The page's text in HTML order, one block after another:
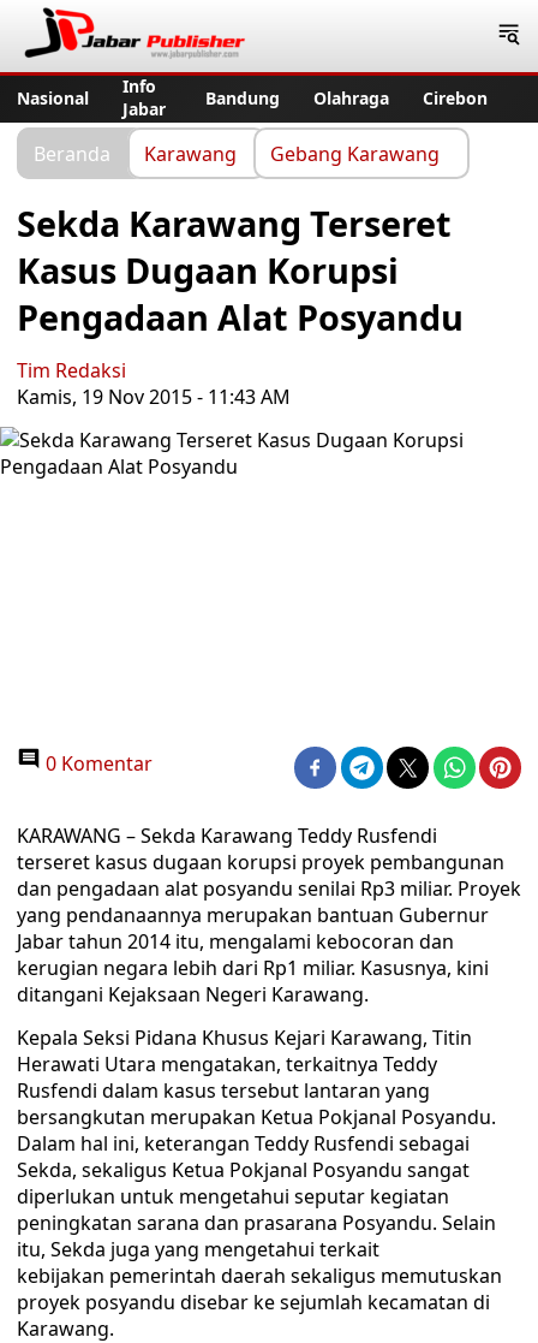
Nasional
Info
Jabar
Bandung Olahraga Cirebon
Beranda Karawang Gebang Karawang
Sekda Karawang Terseret
Kasus Dugaan Korupsi
Pengadaan Alat Posyandu
Tim Redaksi
Kamis, 19 Nov 2015 - 11:43 AM
0 Komentar
KARAWANG – Sekda Karawang Teddy Rusfendi
terseret kasus dugaan korupsi proyek pembangunan
dan pengadaan alat posyandu senilai Rp3 miliar. Proyek
yang pendanaannya merupakan bantuan Gubernur
Jabar tahun 2014 itu, mengalami kebocoran dan
kerugian negara lebih dari Rp1 miliar. Kasusnya, kini
ditangani Kejaksaan Negeri Karawang.
Kepala Seksi Pidana Khusus Kejari Karawang, Titin
Herawati Utara mengatakan, terkaitnya Teddy
Rusfendi dalam kasus tersebut lantaran yang
bersangkutan merupakan Ketua Pokjanal Posyandu.
Dalam hal ini, keterangan Teddy Rusfendi sebagai
Sekda, sekaligus Ketua Pokjanal Posyandu sangat
diperlukan untuk mengetahui seputar kegiatan
peningkatan sarana dan prasarana Posyandu. Selain
itu, Sekda juga yang mengetahui terkait
kebijakan pemerintah daerah sekaligus memutuskan
proyek posyandu disebar ke sejumlah kecamatan di
Karawang.